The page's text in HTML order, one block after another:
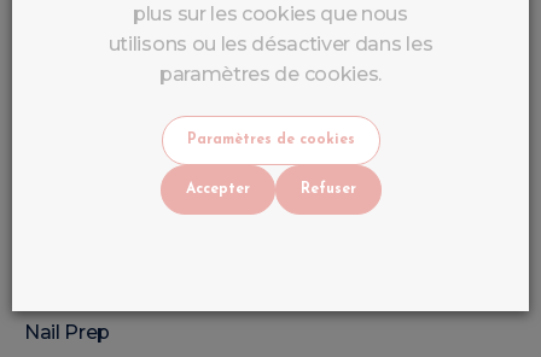
Préparation Complète Avant
l'Application
Une bonne préparation garantit une tenue optimale.
Nail Prep
plus sur les cookies que nous
utilisons ou les désactiver dans les
paramètres de cookies.
Paramètres de cookies
Accepter Refuser